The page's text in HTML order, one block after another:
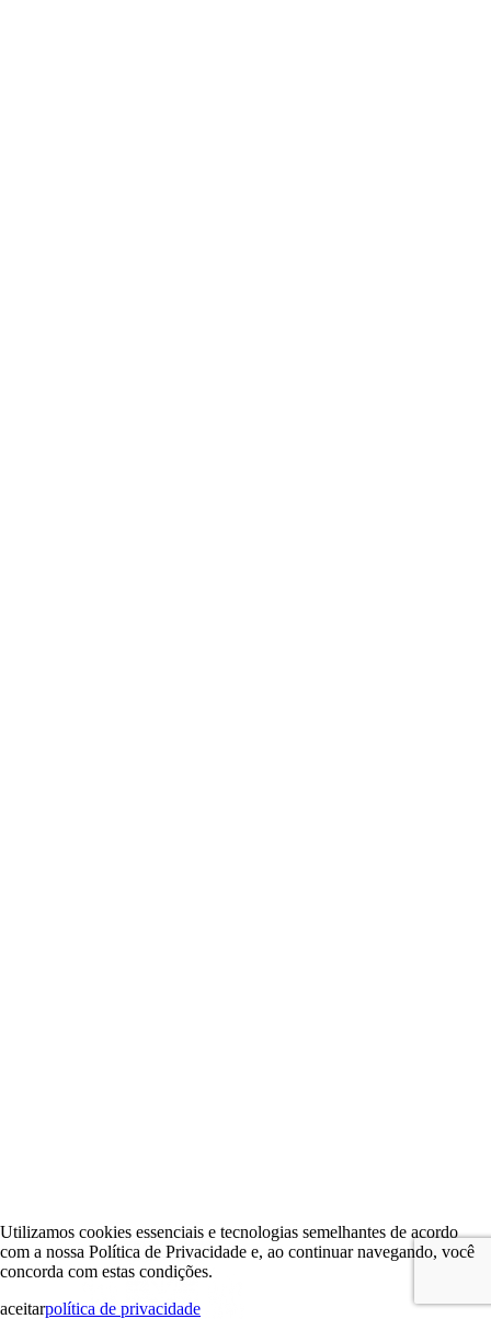
Utilizamos cookies essenciais e tecnologias semelhantes de acordo
com a nossa Política de Privacidade e, ao continuar navegando, você
concorda com estas condições.
aceitarpolítica de privacidade